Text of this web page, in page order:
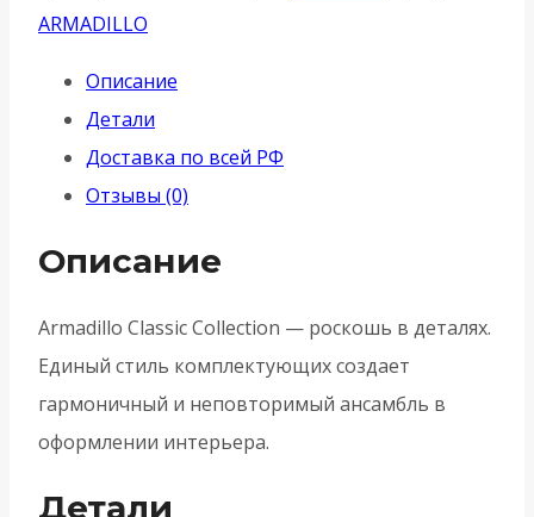
Armadillo
поворотная
WC-
BOLT
BK6/CL
GP-
-
Золото
ARMADILLO
Описание
Детали
Доставка по всей РФ
Отзывы (0)
Описание
Armadillo Classic Collection — роскошь в деталях.
Единый стиль комплектующих создает
гармоничный и неповторимый ансамбль в
оформлении интерьера.
Детали